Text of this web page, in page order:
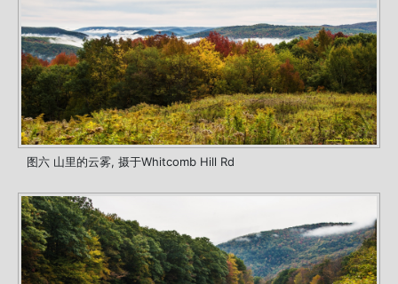
图六 山里的云雾, 摄于Whitcomb Hill Rd